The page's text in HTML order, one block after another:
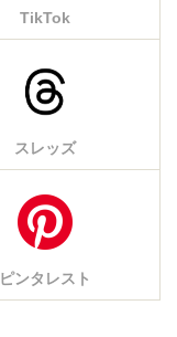
TikTok
スレッズ
ピンタレスト